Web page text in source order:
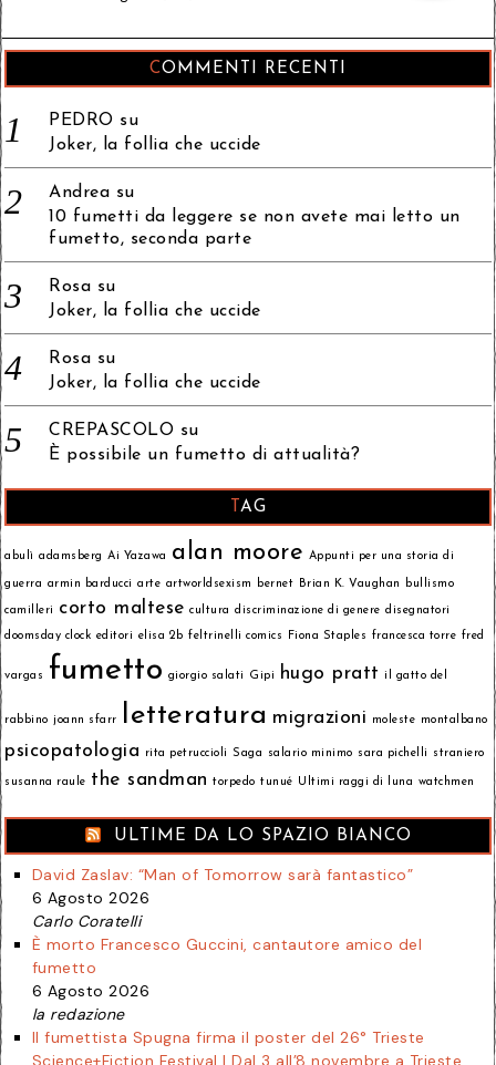
COMMENTI RECENTI
PEDRO su
Joker, la follia che uccide
Andrea su
10 fumetti da leggere se non avete mai letto un
fumetto, seconda parte
Rosa su
Joker, la follia che uccide
Rosa su
Joker, la follia che uccide
CREPASCOLO su
È possibile un fumetto di attualità?
TAG
abulì adamsberg Ai Yazawa alan moore Appunti per una storia di
guerra armin barducci arte artworldsexism bernet Brian K. Vaughan bullismo
camilleri corto maltese cultura discriminazione di genere disegnatori
doomsday clock editori elisa 2b feltrinelli comics Fiona Staples francesca torre fred
vargas fumetto giorgio salati Gipi hugo pratt il gatto del
rabbino joann sfarr letteratura migrazioni moleste montalbano
psicopatologia rita petruccioli Saga salario minimo sara pichelli straniero
susanna raule the sandman torpedo tunué Ultimi raggi di luna watchmen
ULTIME DA LO SPAZIO BIANCO
David Zaslav: “Man of Tomorrow sarà fantastico”
6 Agosto 2026
Carlo Coratelli
È morto Francesco Guccini, cantautore amico del
fumetto
6 Agosto 2026
la redazione
Il fumettista Spugna firma il poster del 26° Trieste
Science+Fiction Festival | Dal 3 all’8 novembre a Trieste